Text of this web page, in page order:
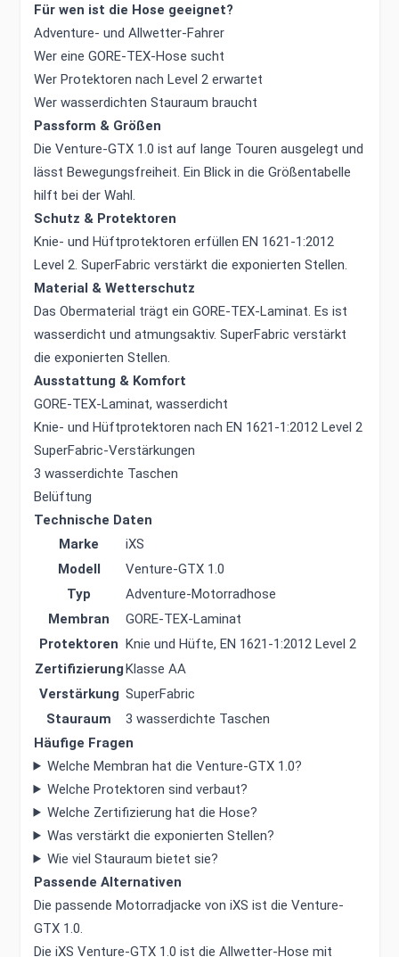
Für wen ist die Hose geeignet?
Adventure- und Allwetter-Fahrer
Wer eine GORE-TEX-Hose sucht
Wer Protektoren nach Level 2 erwartet
Wer wasserdichten Stauraum braucht
Passform & Größen
Die Venture-GTX 1.0 ist auf lange Touren ausgelegt und
lässt Bewegungsfreiheit. Ein Blick in die Größentabelle
hilft bei der Wahl.
Schutz & Protektoren
Knie- und Hüftprotektoren erfüllen EN 1621-1:2012
Level 2. SuperFabric verstärkt die exponierten Stellen.
Material & Wetterschutz
Das Obermaterial trägt ein GORE-TEX-Laminat. Es ist
wasserdicht und atmungsaktiv. SuperFabric verstärkt
die exponierten Stellen.
Ausstattung & Komfort
GORE-TEX-Laminat, wasserdicht
Knie- und Hüftprotektoren nach EN 1621-1:2012 Level 2
SuperFabric-Verstärkungen
3 wasserdichte Taschen
Belüftung
Technische Daten
Marke
iXS
Modell
Venture-GTX 1.0
Typ
Adventure-Motorradhose
Membran
GORE-TEX-Laminat
Protektoren Knie und Hüfte, EN 1621-1:2012 Level 2
ZertifizierungKlasse AA
Verstärkung SuperFabric
Stauraum
3 wasserdichte Taschen
Häufige Fragen
Welche Membran hat die Venture-GTX 1.0?
Welche Protektoren sind verbaut?
Welche Zertifizierung hat die Hose?
Was verstärkt die exponierten Stellen?
Wie viel Stauraum bietet sie?
Passende Alternativen
Die passende Motorradjacke von iXS ist die Venture-
GTX 1.0.
Die iXS Venture-GTX 1.0 ist die Allwetter-Hose mit